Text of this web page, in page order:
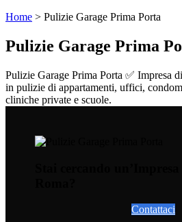
Home > Pulizie Garage Prima Porta
Pulizie Garage Prima
Pulizie Garage Prima Porta ✅ Impresa
in pulizie di appartamenti, uffici,
cliniche private e scuole.
Contattaci